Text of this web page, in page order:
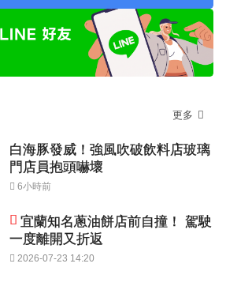
更多
白海豚發威！強風吹破飲料店玻璃
門店員抱頭嚇壞
6小時前
宜蘭知名蔥油餅店前自撞！ 駕駛
一度離開又折返
2026-07-23 14:20